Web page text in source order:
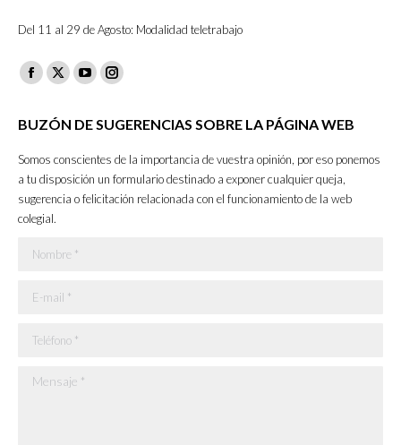
Del 11 al 29 de Agosto: Modalidad teletrabajo
Facebook
opens
new
window
X
opens
new
window
YouTube
opens
new
window
Instagram
opens
in
new
window
BUZÓN DE SUGERENCIAS SOBRE LA PÁGINA WEB
Somos conscientes de la importancia de vuestra opinión, por eso ponemos
a tu disposición un formulario destinado a exponer cualquier queja,
sugerencia o felicitación relacionada con el funcionamiento de la web
colegial.
Nombre *
E-mail *
Teléfono *
Mensaje *